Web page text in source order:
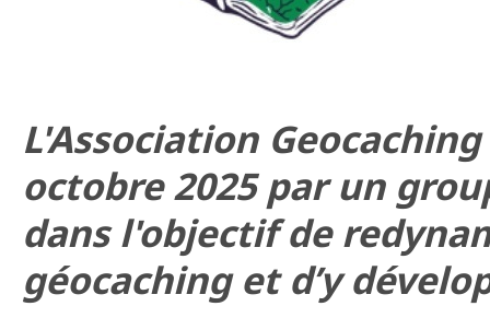
L'Association
octobre 2025 par un
dans l'objectif de
géocaching et d’y